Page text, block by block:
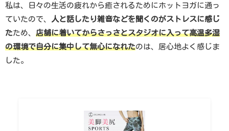
私は、日々の生活の疲れから癒されるためにホットヨガに通っ
ていたので、
人と話したり雑音などを聞くのがストレスに感じ
たため、 店舗に着いてからさっさとスタジオに入って高温多湿
の環境で自分に集中して無心になれたのは、居心地よく感じま
した。